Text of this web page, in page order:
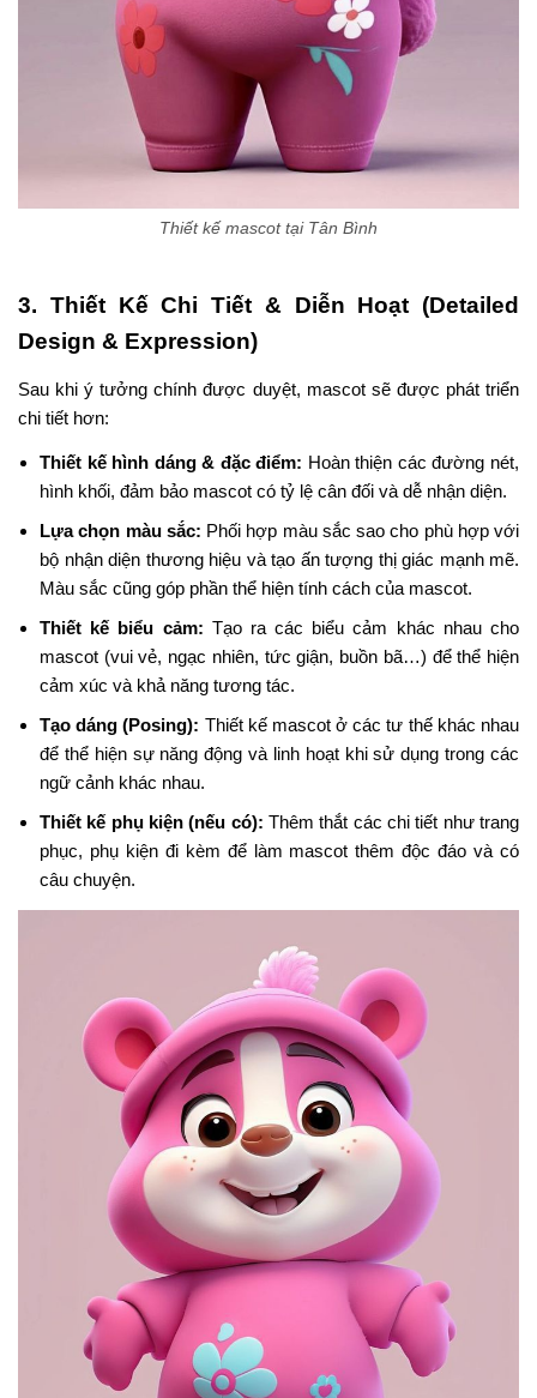
Thiết kế mascot tại Tân Bình
3. Thiết Kế Chi Tiết & Diễn Hoạt (Detailed
Design & Expression)
Sau khi ý tưởng chính được duyệt, mascot sẽ được phát triển
chi tiết hơn:
Thiết kế hình dáng & đặc điểm: Hoàn thiện các đường nét,
hình khối, đảm bảo mascot có tỷ lệ cân đối và dễ nhận diện.
Lựa chọn màu sắc: Phối hợp màu sắc sao cho phù hợp với
bộ nhận diện thương hiệu và tạo ấn tượng thị giác mạnh mẽ.
Màu sắc cũng góp phần thể hiện tính cách của mascot.
Thiết kế biểu cảm: Tạo ra các biểu cảm khác nhau cho
mascot (vui vẻ, ngạc nhiên, tức giận, buồn bã…) để thể hiện
cảm xúc và khả năng tương tác.
Tạo dáng (Posing): Thiết kế mascot ở các tư thế khác nhau
để thể hiện sự năng động và linh hoạt khi sử dụng trong các
ngữ cảnh khác nhau.
Thiết kế phụ kiện (nếu có): Thêm thắt các chi tiết như trang
phục, phụ kiện đi kèm để làm mascot thêm độc đáo và có
câu chuyện.